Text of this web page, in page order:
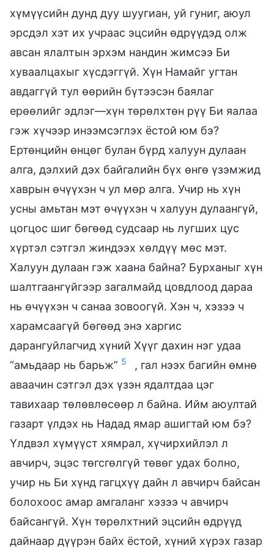
хүмүүсийн дунд дуу шуугиан, уй гуниг, аюул
эрсдэл хэт их учраас эцсийн өдрүүдэд олж
авсан ялалтын эрхэм нандин жимсээ Би
хуваалцахыг хүсдэггүй. Хүн Намайг угтан
авдаггүй тул өөрийн бүтээсэн баялаг
ерөөлийг эдлэг—хүн төрөлхтөн рүү Би яалаа
гэж хүчээр инээмсэглэх ёстой юм бэ?
Ертөнцийн өнцөг булан бүрд халуун дулаан
алга, дэлхий дэх байгалийн бүх өнгө үзэмжид
хаврын өчүүхэн ч ул мөр алга. Учир нь хүн
усны амьтан мэт өчүүхэн ч халуун дулаангүй,
цогцос шиг бөгөөд судсаар нь лугших цус
хүртэл сэтгэл жиндээх хөлдүү мөс мэт.
Халуун дулаан гэж хаана байна? Бурханыг хүн
шалтгаангүйгээр загалмайд цовдлоод дараа
нь өчүүхэн ч санаа зовоогүй. Хэн ч, хэзээ ч
харамсаагүй бөгөөд энэ харгис
дарангуйлагчид хүний Хүүг дахин нэг удаа
“амьдаар нь барьж” 5
, гал нээх багийн өмнө
аваачин сэтгэл дэх үзэн ядалтдаа цэг
тавихаар төлөвлөсөөр л байна. Ийм аюултай
газарт үлдэх нь Надад ямар ашигтай юм бэ?
Үлдвэл хүмүүст хямрал, хүчирхийлэл л
авчирч, эцэс төгсгөлгүй төвөг удах болно,
учир нь Би хүнд гагцхүү дайн л авчирч байсан
болохоос амар амгаланг хэзээ ч авчирч
байсангүй. Хүн төрөлхтний эцсийн өдрүүд
дайнаар дүүрэн байх ёстой, хүний хүрэх газар